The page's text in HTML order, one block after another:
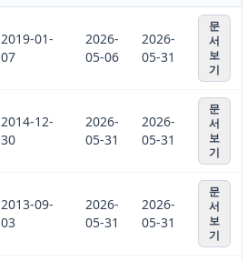
2019-01-
07
2026-
05-06
2026-
05-31
문
서
보
기
2014-12-
30
2026-
05-31
2026-
05-31
문
서
보
기
2013-09-
03
2026-
05-31
2026-
05-31
문
서
보
기